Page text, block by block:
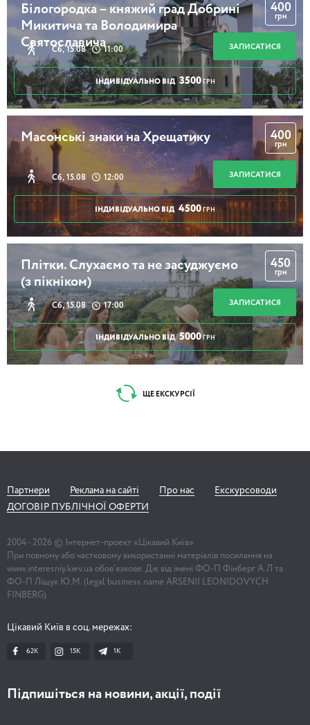
Білогородка – княжий град Добрині
Микитича та Володимира
Святославича
Сб, 15.08 11:00
400
грн
ЗАПИСАТИСЯ
ІНДИВІДУАЛЬНО ВІД 3500 ГРН
Масонські знаки на Хрещатику
Сб, 15.08 12:00
400
грн
ЗАПИСАТИСЯ
ІНДИВІДУАЛЬНО ВІД 4500 ГРН
Плітки. Слухаємо та не засуджуємо
(з пікніком)
Сб, 15.08 17:00
450
грн
ЗАПИСАТИСЯ
ІНДИВІДУАЛЬНО ВІД 5000 ГРН
ЩЕ ЕКСКУРСІЇ
Партнери Реклама на сайті Про нас
Екскурсоводи
ДОГОВІР ПУБЛІЧНОЇ ОФЕРТИ
2004 - 2026 © Інтернет-проект «Цікавий Київ»
При повному або частковому використанні матеріалів посилання на
www.interesniy.kiev.ua обов'язкове. Діє від імені ФО-П Фінберг А.Л та
ФО-П Ліщук Ю.М. (legal business name ARSENII LEONIDOVYCH
FINBERG)
Цікавий Київ в соц. мережах:
62K 15K 1К
Підпишіться на новини, акції, події